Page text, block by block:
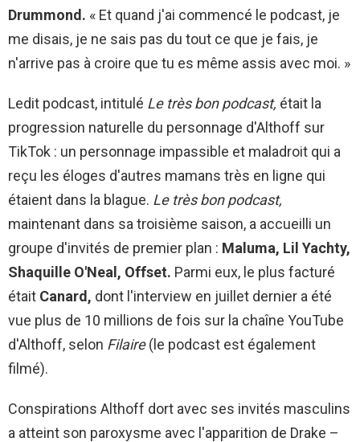
Drummond. « Et quand j'ai commencé le podcast, je
me disais, je ne sais pas du tout ce que je fais, je
n'arrive pas à croire que tu es même assis avec moi. »
Ledit podcast, intitulé Le très bon podcast, était la
progression naturelle du personnage d'Althoff sur
TikTok : un personnage impassible et maladroit qui a
reçu les éloges d'autres mamans très en ligne qui
étaient dans la blague. Le très bon podcast,
maintenant dans sa troisième saison, a accueilli un
groupe d'invités de premier plan : Maluma, Lil Yachty,
Shaquille O'Neal, Offset. Parmi eux, le plus facturé
était Canard, dont l'interview en juillet dernier a été
vue plus de 10 millions de fois sur la chaîne YouTube
d'Althoff, selon Filaire(le podcast est également
filmé).
Conspirations Althoff dort avec ses invités masculins
a atteint son paroxysme avec l'apparition de Drake –